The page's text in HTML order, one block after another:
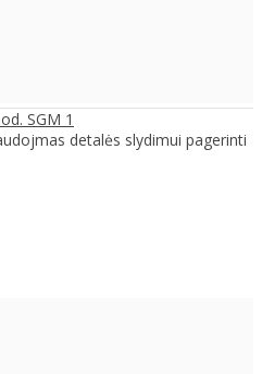
SGM 1
detalės slydimui pagerinti